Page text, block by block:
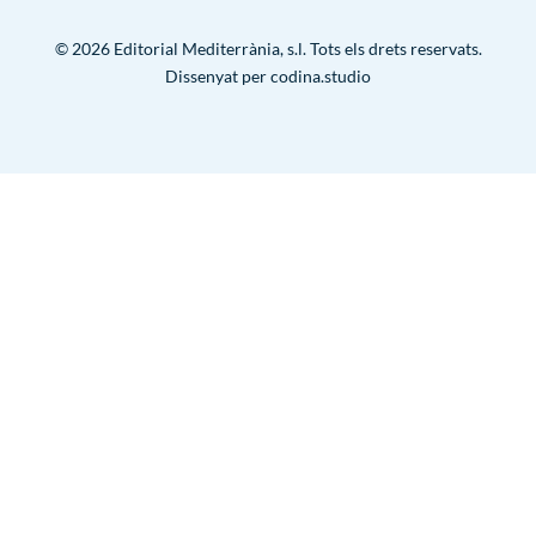
Política de cookies
© 2026 Editorial Mediterrània, s.l. Tots els drets reservats.
Dissenyat percodina.studio